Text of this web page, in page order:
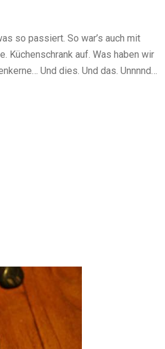
so passiert. So war’s auch mit
Küchenschrank auf. Was haben wir
Und dies. Und das. Unnnnd…